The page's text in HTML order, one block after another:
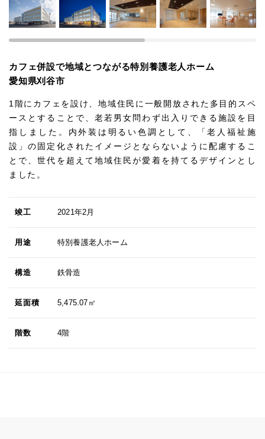
カフェ併設で地域とつながる特別養護老人ホーム
愛知県刈谷市
1階にカフェを設け、地域住民に一般開放された多目的スペ
ースとすることで、老若男女問わず出入りできる施設を目
指しました。内外装は明るい色調として、「老人福祉施
設」の固定化されたイメージとならないように配慮するこ
とで、世代を超えて地域住民が愛着を持てるデザインとし
ました。
竣工 2021年2月
用途 特別養護老人ホーム
構造 鉄骨造
延面積 5,475.07㎡
階数 4階